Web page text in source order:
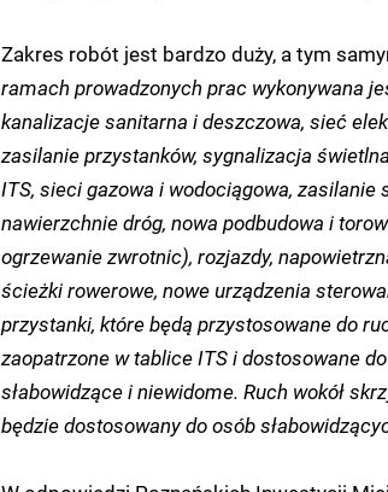
Zakres robót jest bardzo duży, a tym
ramach prowadzonych prac wykonywana
kanalizacje sanitarna i deszczowa, sieć
zasilanie przystanków, sygnalizacja
ITS, sieci gazowa i wodociągowa,
nawierzchnie dróg, nowa podbudowa i
ogrzewanie zwrotnic), rozjazdy,
ścieżki rowerowe, nowe urządzenia
przystanki, które będą przystosowane do
zaopatrzone w tablice ITS i dostosowane
słabowidzące i niewidome. Ruch wokół
będzie dostosowany do osób